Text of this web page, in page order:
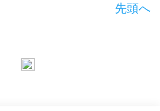
先頭へ